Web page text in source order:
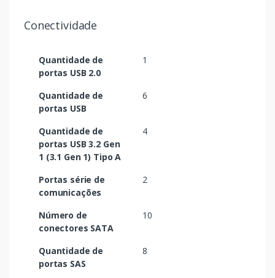
Conectividade
Quantidade de
portas USB 2.0
1
Quantidade de
portas USB
6
Quantidade de
portas USB 3.2 Gen
1 (3.1 Gen 1) Tipo A
4
Portas série de
comunicações
2
Número de
conectores SATA
10
Quantidade de
portas SAS
8